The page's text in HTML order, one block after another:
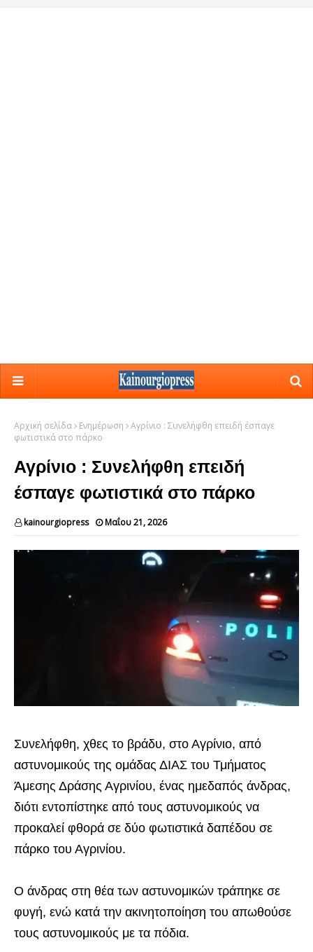
Αρχική σελίδα Ενημέρωση
Αγρίνιο : Συνελήφθη επειδή έσπαγε
φωτιστικά στο πάρκο
Αγρίνιο : Συνελήφθη επειδή
έσπαγε φωτιστικά στο πάρκο
kainourgiopress Μαΐου 21, 2026
Συνελήφθη, χθες το βράδυ, στο Αγρίνιο, από
αστυνομικούς της ομάδας ΔΙΑΣ του Τμήματος
Άμεσης Δράσης Αγρινίου, ένας ημεδαπός άνδρας,
διότι εντοπίστηκε από τους αστυνομικούς να
προκαλεί φθορά σε δύο φωτιστικά δαπέδου σε
πάρκο του Αγρινίου.
Ο άνδρας στη θέα των αστυνομικών τράπηκε σε
φυγή, ενώ κατά την ακινητοποίηση του απωθούσε
τους αστυνομικούς με τα πόδια.